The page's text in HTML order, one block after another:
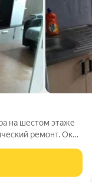
на шестом этаже
ремонт. Окна
можно